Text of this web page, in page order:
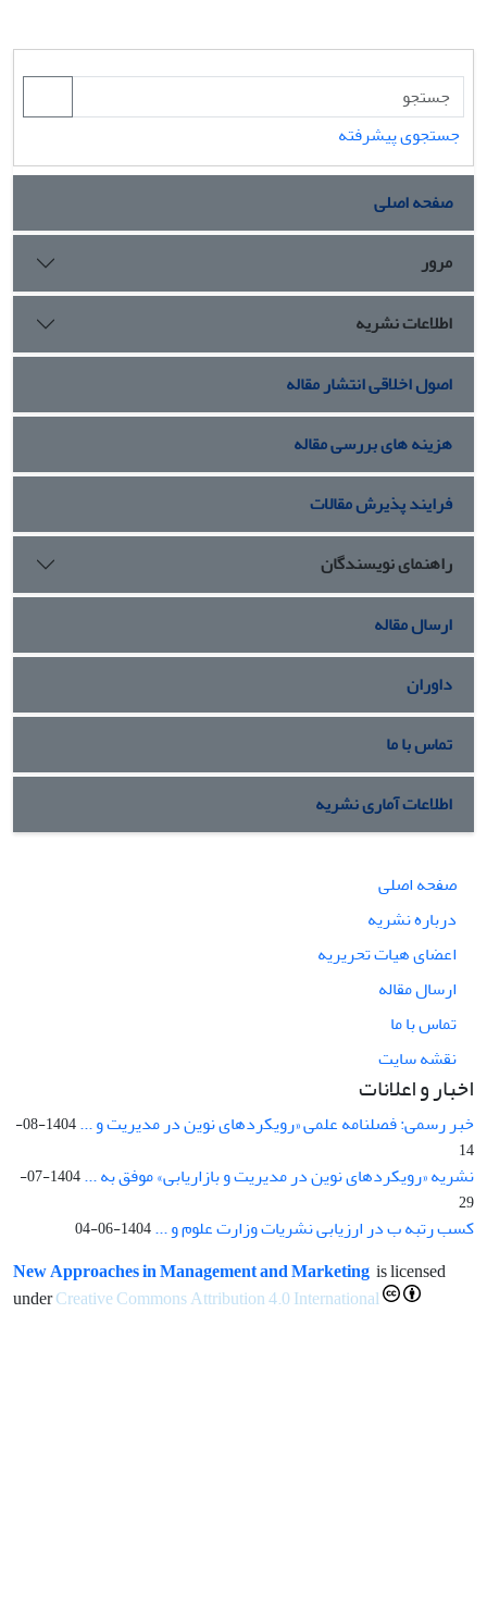
جستجوی پیشرفته
صفحه اصلی
مرور
اطلاعات نشریه
اصول اخلاقی انتشار مقاله
هزینه های بررسی مقاله
فرایند پذیرش مقالات
راهنمای نویسندگان
ارسال مقاله
داوران
تماس با ما
اطلاعات آماری نشریه
صفحه اصلی
درباره نشریه
اعضای هیات تحریریه
ارسال مقاله
تماس با ما
نقشه سایت
اخبار و اعلانات
خبر رسمی: فصلنامه علمی «رویکردهای نوین در مدیریت و ...
1404-08-
14
نشریه «رویکردهای نوین در مدیریت و بازاریابی» موفق به ...
1404-07-
29
کسب رتبه ب در ارزیابی نشریات وزارت علوم و ...1404-06-04
New Approaches in Management and Marketing is licensed
underCreative Commons Attribution 4.0 International